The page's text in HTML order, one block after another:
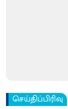
செய்திப்பிரிவு